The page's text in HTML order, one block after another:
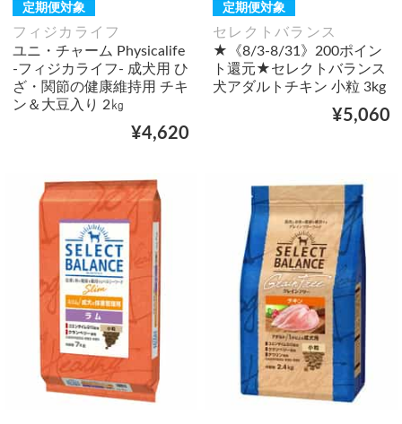
定期便対象
フィジカライフ
ユニ・チャーム Physicalife
-フィジカライフ- 成犬用 ひ
ざ・関節の健康維持用 チキ
ン＆大豆入り 2㎏
¥4,620
定期便対象
セレクトバランス
★《8/3-8/31》200ポイン
ト還元★セレクトバランス
犬アダルトチキン 小粒 3kg
¥5,060